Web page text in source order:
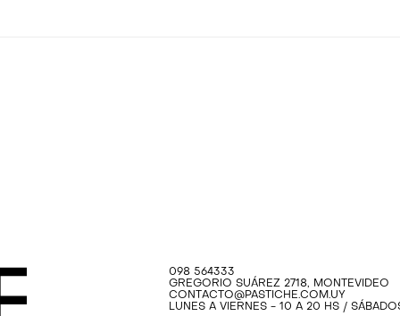
098 564333
GREGORIO SUÁREZ 2718, MONTEVIDEO
CONTACTO@PASTICHE.COM.UY
LUNES A VIERNES - 10 A 20 HS /